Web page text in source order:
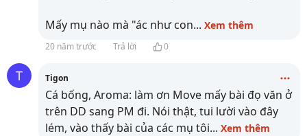
Mấy mụ nào mà "ác như con... Xem thêm
20 năm trước Trả lời 0
T Tigon
Cá bống, Aroma: làm ơn Move mấy bài đọ văn ở
trên DD sang PM đi. Nói thật, tui lười vào đây
lém, vào thấy bài của các mụ tôi... Xem thêm